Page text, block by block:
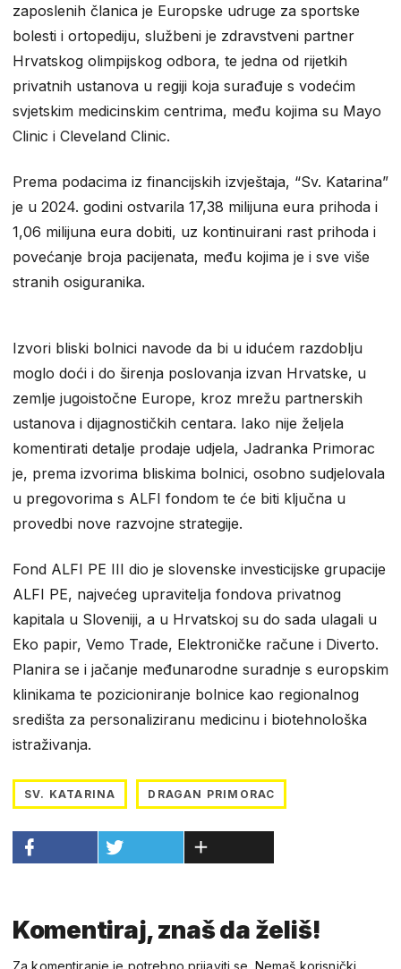
zaposlenih članica je Europske udruge za sportske
bolesti i ortopediju, službeni je zdravstveni partner
Hrvatskog olimpijskog odbora, te jedna od rijetkih
privatnih ustanova u regiji koja surađuje s vodećim
svjetskim medicinskim centrima, među kojima su Mayo
Clinic i Cleveland Clinic.
Prema podacima iz financijskih izvještaja, “Sv. Katarina”
je u 2024. godini ostvarila 17,38 milijuna eura prihoda i
1,06 milijuna eura dobiti, uz kontinuirani rast prihoda i
povećanje broja pacijenata, među kojima je i sve više
stranih osiguranika.
Izvori bliski bolnici navode da bi u idućem razdoblju
moglo doći i do širenja poslovanja izvan Hrvatske, u
zemlje jugoistočne Europe, kroz mrežu partnerskih
ustanova i dijagnostičkih centara. Iako nije željela
komentirati detalje prodaje udjela, Jadranka Primorac
je, prema izvorima bliskima bolnici, osobno sudjelovala
u pregovorima s ALFI fondom te će biti ključna u
provedbi nove razvojne strategije.
Fond ALFI PE III dio je slovenske investicijske grupacije
ALFI PE, najvećeg upravitelja fondova privatnog
kapitala u Sloveniji, a u Hrvatskoj su do sada ulagali u
Eko papir, Vemo Trade, Elektroničke račune i Diverto.
Planira se i jačanje međunarodne suradnje s europskim
klinikama te pozicioniranje bolnice kao regionalnog
središta za personaliziranu medicinu i biotehnološka
istraživanja.
SV. KATARINA DRAGAN PRIMORAC
Komentiraj, znaš da želiš!
Za komentiranje je potrebno prijaviti se. Nemaš korisnički